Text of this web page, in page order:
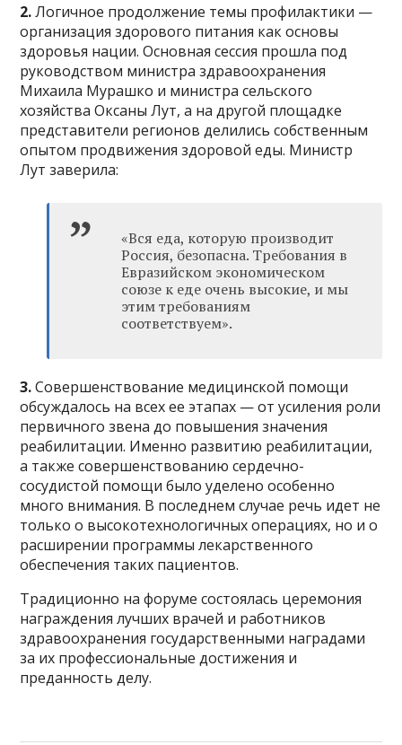
2.Логичное продолжение темы профилактики —
организация здорового питания как основы
здоровья нации. Основная сессия прошла под
руководством министра здравоохранения
Михаила Мурашко и министра сельского
хозяйства Оксаны Лут, а на другой площадке
представители регионов делились собственным
опытом продвижения здоровой еды. Министр
Лут заверила:
«Вся еда, которую производит
Россия, безопасна. Требования в
Евразийском экономическом
союзе к еде очень высокие, и мы
этим требованиям
соответствуем».
3.Совершенствование медицинской помощи
обсуждалось на всех ее этапах — от усиления роли
первичного звена до повышения значения
реабилитации. Именно развитию реабилитации,
а также совершенствованию сердечно-
сосудистой помощи было уделено особенно
много внимания. В последнем случае речь идет не
только о высокотехнологичных операциях, но и о
расширении программы лекарственного
обеспечения таких пациентов.
Традиционно на форуме состоялась церемония
награждения лучших врачей и работников
здравоохранения государственными наградами
за их профессиональные достижения и
преданность делу.